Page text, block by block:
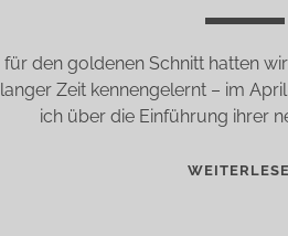
für den goldenen Schnitt hatten
langer Zeit kennengelernt – im
ich über die Einführung ihrer